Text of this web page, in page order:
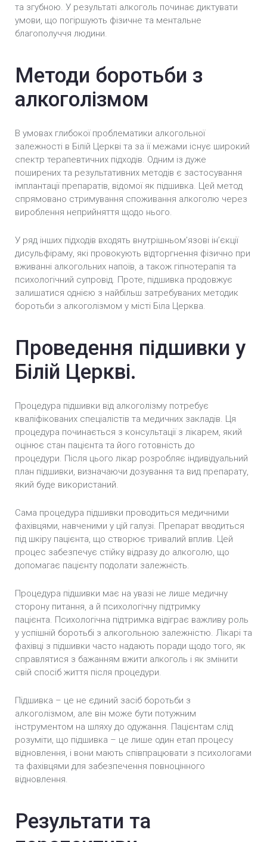
Кодування від алкоголізму уколом
Кодування від алкоголю в стаціонарі
Кодування алкоголізму вдома
Розкодування
Кодування методом гiпноза
Внутрішньом’язова ін’єкція блокатора
алкоголю «Дісульфірам»
Імплантація блокатора алкоголю «Еспераль»
та згубною. У результаті алкоголь починає диктувати
умови, що погіршують фізичне та ментальне
благополуччя людини.
Методи боротьби з
алкоголізмом
В умовах глибокої проблематики алкогольної
залежності в Білій Церкві та за її межами існує широкий
спектр терапевтичних підходів. Одним із дуже
поширених та результативних методів є застосування
імплантації препаратів, відомої як підшивка. Цей метод
спрямовано стримування споживання алкоголю через
вироблення неприйняття щодо нього.
У ряд інших підходів входять внутрішньом’язові ін’єкції
дисульфіраму, які провокують відторгнення фізично при
вживанні алкогольних напоїв, а також гіпнотерапія та
психологічний супровід. Проте, підшивка продовжує
залишатися однією з найбільш затребуваних методик
боротьби з алкоголізмом у місті Біла Церква.
Проведення підшивки у
Білій Церкві.
Процедура підшивки від алкоголізму потребує
кваліфікованих спеціалістів та медичних закладів. Ця
процедура починається з консультації з лікарем, який
оцінює стан пацієнта та його готовність до
процедури. Після цього лікар розробляє індивідуальний
план підшивки, визначаючи дозування та вид препарату,
який буде використаний.
Сама процедура підшивки проводиться медичними
фахівцями, навченими у цій галузі. Препарат вводиться
під шкіру пацієнта, що створює тривалий вплив. Цей
процес забезпечує стійку відразу до алкоголю, що
допомагає пацієнту подолати залежність.
Процедура підшивки має на увазі не лише медичну
сторону питання, а й психологічну підтримку
пацієнта. Психологічна підтримка відіграє важливу роль
у успішній боротьбі з алкогольною залежністю. Лікарі та
фахівці з підшивки часто надають поради щодо того, як
справлятися з бажанням вжити алкоголь і як змінити
свій спосіб життя після процедури.
Підшивка – це не єдиний засіб боротьби з
алкоголізмом, але він може бути потужним
інструментом на шляху до одужання. Пацієнтам слід
розуміти, що підшивка – це лише один етап процесу
відновлення, і вони мають співпрацювати з психологами
та фахівцями для забезпечення повноцінного
відновлення.
Результати та